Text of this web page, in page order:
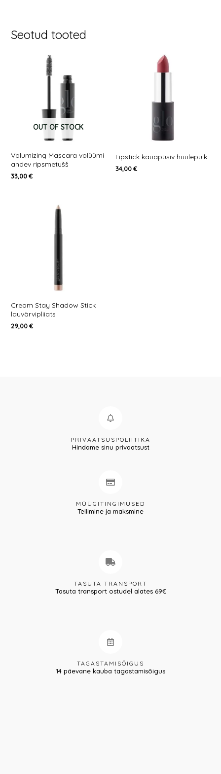
Seotud tooted
OUT OF STOCK
Volumizing Mascara volüümi
andev ripsmetušš
33,00€
Lipstick kauapüsiv huulepulk
34,00€
Cream Stay Shadow Stick
lauvärvipliiats
29,00€
PRIVAATSUSPOLIITIKA
Hindame sinu privaatsust
MÜÜGITINGIMUSED
Tellimine ja maksmine
TASUTA TRANSPORT
Tasuta transport ostudel alates 69€
TAGASTAMISÕIGUS
14 päevane kauba tagastamisõigus